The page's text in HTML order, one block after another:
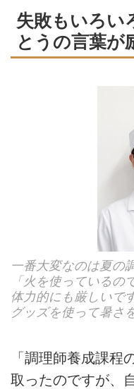
失敗もいろい
とうの言葉が
一番大変なのは夏の
「火を使っている
体力的にも厳しいで
グッズを使って暑さ
「調理師養成課程
取ったのですが、